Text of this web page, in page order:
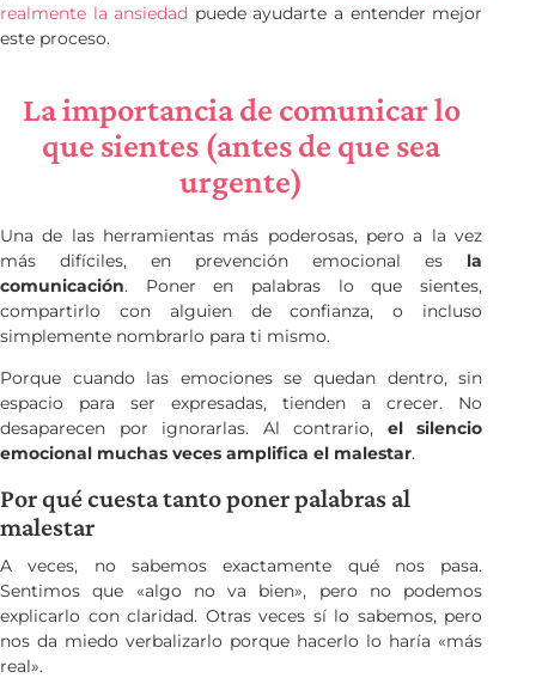
realmente la ansiedad puede ayudarte a entender mejor
este proceso.
La importancia de comunicar lo
que sientes (antes de que sea
urgente)
Una de las herramientas más poderosas, pero a la vez
más difíciles, en prevención emocional es la
comunicación. Poner en palabras lo que sientes,
compartirlo con alguien de confianza, o incluso
simplemente nombrarlo para ti mismo.
Porque cuando las emociones se quedan dentro, sin
espacio para ser expresadas, tienden a crecer. No
desaparecen por ignorarlas. Al contrario, el silencio
emocional muchas veces amplifica el malestar.
Por qué cuesta tanto poner palabras al
malestar
A veces, no sabemos exactamente qué nos pasa.
Sentimos que «algo no va bien», pero no podemos
explicarlo con claridad. Otras veces sí lo sabemos, pero
nos da miedo verbalizarlo porque hacerlo lo haría «más
real».